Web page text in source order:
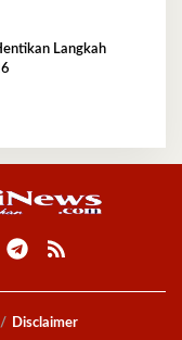
Langkah
Disclaimer